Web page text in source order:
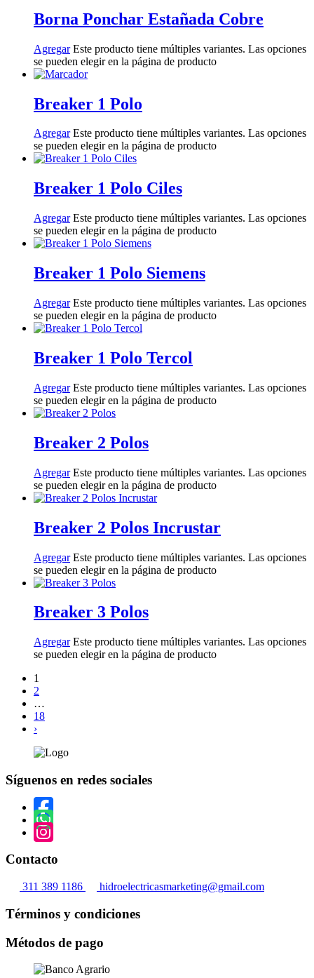
Borna Ponchar Estañada Cobre
Agregar Este producto tiene múltiples variantes. Las opciones
se pueden elegir en la página de producto
Breaker 1 Polo
Agregar Este producto tiene múltiples variantes. Las opciones
se pueden elegir en la página de producto
Breaker 1 Polo Ciles
Agregar Este producto tiene múltiples variantes. Las opciones
se pueden elegir en la página de producto
Breaker 1 Polo Siemens
Agregar Este producto tiene múltiples variantes. Las opciones
se pueden elegir en la página de producto
Breaker 1 Polo Tercol
Agregar Este producto tiene múltiples variantes. Las opciones
se pueden elegir en la página de producto
Breaker 2 Polos
Agregar Este producto tiene múltiples variantes. Las opciones
se pueden elegir en la página de producto
Breaker 2 Polos Incrustar
Agregar Este producto tiene múltiples variantes. Las opciones
se pueden elegir en la página de producto
Breaker 3 Polos
Agregar Este producto tiene múltiples variantes. Las opciones
se pueden elegir en la página de producto
1
2
…
18
›
Síguenos en redes sociales
Contacto
311 389 1186 hidroelectricasmarketing@gmail.com
Términos y condiciones
Métodos de pago